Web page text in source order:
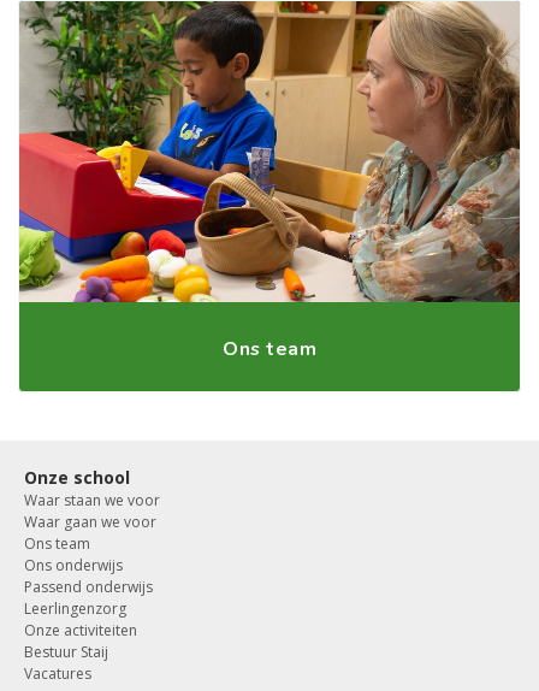
Ons team
Onze school
Waar staan we voor
Waar gaan we voor
Ons team
Ons onderwijs
Passend onderwijs
Leerlingenzorg
Onze activiteiten
Bestuur Staij
Vacatures